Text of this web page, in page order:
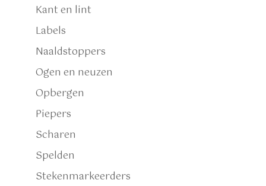
Kant en lint
Labels
Naaldstoppers
Ogen en neuzen
Opbergen
Piepers
Scharen
Spelden
Stekenmarkeerders